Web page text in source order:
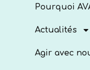
Pourquoi
Actualités
Agir avec